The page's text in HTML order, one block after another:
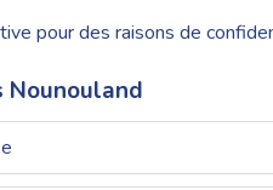
pour des raisons de
Nounouland